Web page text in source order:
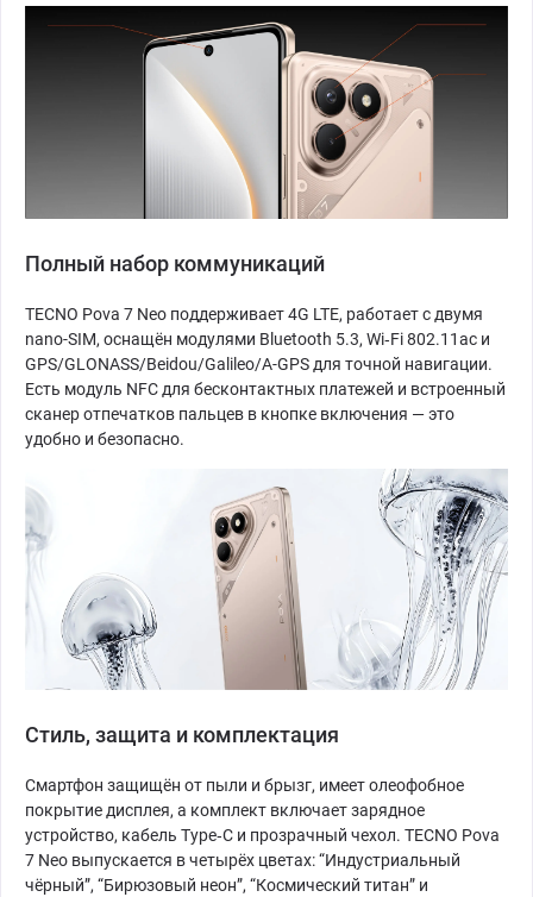
Полный набор коммуникаций
TECNO Pova 7 Neo поддерживает 4G LTE, работает с двумя
nano-SIM, оснащён модулями Bluetooth 5.3, Wi‑Fi 802.11ac и
GPS/GLONASS/Beidou/Galileo/A-GPS для точной навигации.
Есть модуль NFC для бесконтактных платежей и встроенный
сканер отпечатков пальцев в кнопке включения — это
удобно и безопасно.
Стиль, защита и комплектация
Смартфон защищён от пыли и брызг, имеет олеофобное
покрытие дисплея, а комплект включает зарядное
устройство, кабель Type‑C и прозрачный чехол. TECNO Pova
7 Neo выпускается в четырёх цветах: “Индустриальный
чёрный”, “Бирюзовый неон”, “Космический титан” и